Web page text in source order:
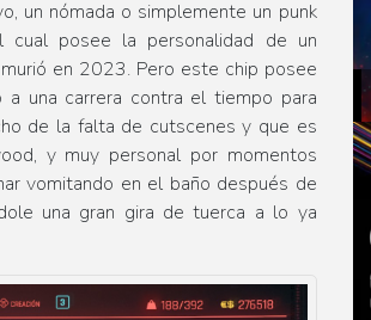
un nómada o simplemente un punk
cual posee la personalidad de un
murió en 2023. Pero este chip posee
una carrera contra el tiempo para
de la falta de cutscenes y que es
y muy personal por momentos
vomitando en el baño después de
una gran gira de tuerca a lo ya